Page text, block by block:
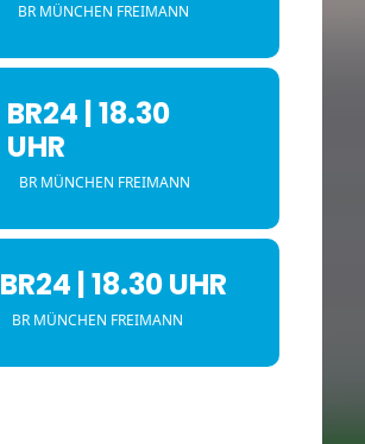
BR MÜNCHEN FREIMANN
BR24 | 18.30
UHR
BR MÜNCHEN FREIMANN
BR24 | 18.30 UHR
BR MÜNCHEN FREIMANN